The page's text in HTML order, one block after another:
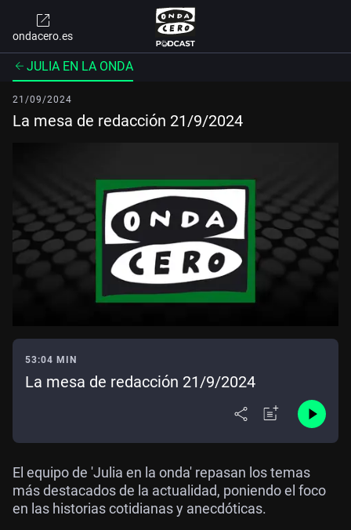
ondacero.es
JULIA EN LA ONDA
21/09/2024
La mesa de redacción 21/9/2024
53:04 MIN
La mesa de redacción 21/9/2024
El equipo de 'Julia en la onda' repasan los temas
más destacados de la actualidad, poniendo el foco
en las historias cotidianas y anecdóticas.